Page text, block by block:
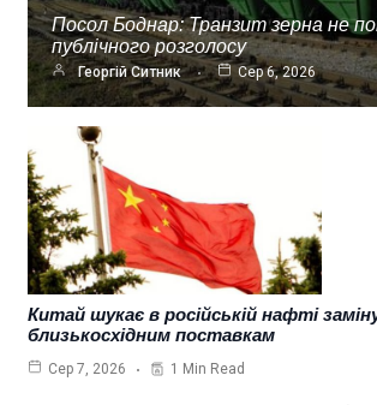
Посол Боднар: Транзит зерна не
публічного розголосу
Георгій Ситник Сер 6, 2026
Китай шукає в російській нафті
близькосхідним поставкам
Сер 7, 2026 1 Min Read